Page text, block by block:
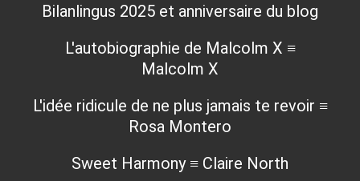
Bilanlingus 2025 et anniversaire du blog
L'autobiographie de Malcolm X ≡
Malcolm X
L'idée ridicule de ne plus jamais te revoir ≡
Rosa Montero
Sweet Harmony ≡ Claire North